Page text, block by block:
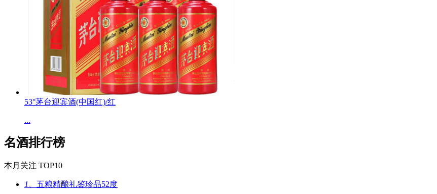
53°茅台迎宾酒(中国红)/红
...
名酒排行榜
本月关注 TOP10
1、 五粮精酿礼鉴珍品52度